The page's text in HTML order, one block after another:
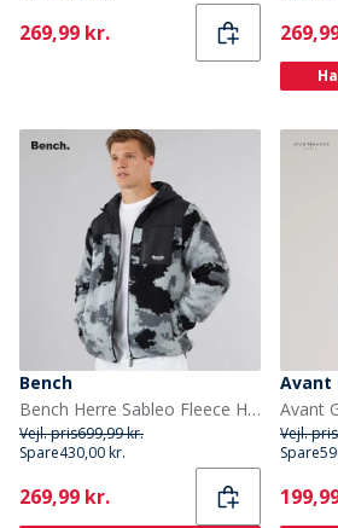
Current
269,99 kr.
Bench
Bench Herre Sableo Fleece Hættetrøje Sort Camo
Vejl. pris699,99 kr.
Spare430,00 kr.
Current
269,99 kr.
Avant
Vejl. pris
Spare